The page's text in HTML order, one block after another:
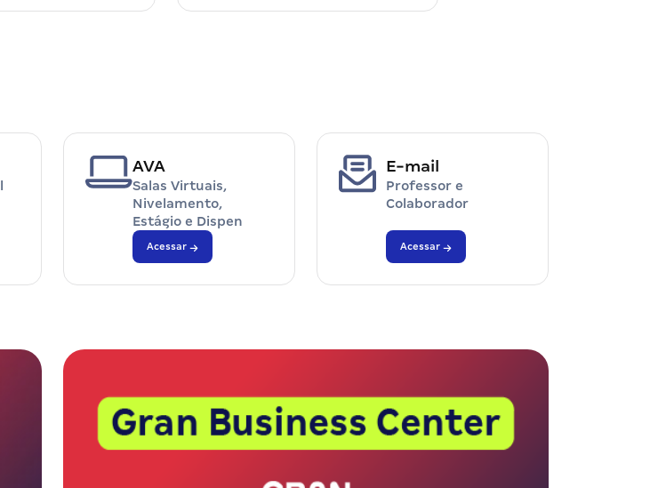
AVA
Salas Virtuais,
Nivelamento,
Estágio e Dispen
Acessar
E-mail
Professor e
Colaborador
Acessar